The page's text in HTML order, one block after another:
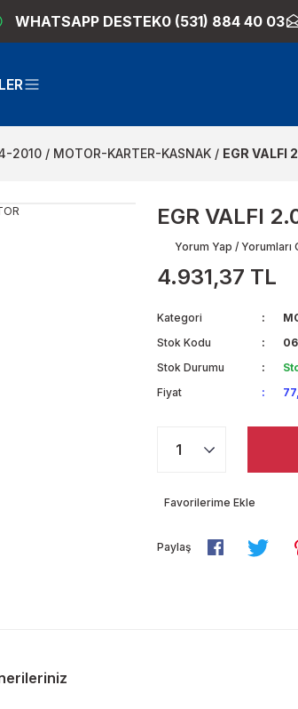
WHATSAPP DESTEK0 (531) 884 40 03
2010 MOTOR-KARTER-KASNAK EGR VALFI
EGR VALFI
Yorum Yap / Yorumları
4.931,37 TL
Kategori
Stok Kodu
Stok Durumu
Fiyat
Paylaş